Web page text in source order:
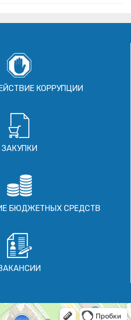
КОРРУПЦИИ
ЗАКУПКИ
БЮДЖЕТНЫХ СРЕДСТВ